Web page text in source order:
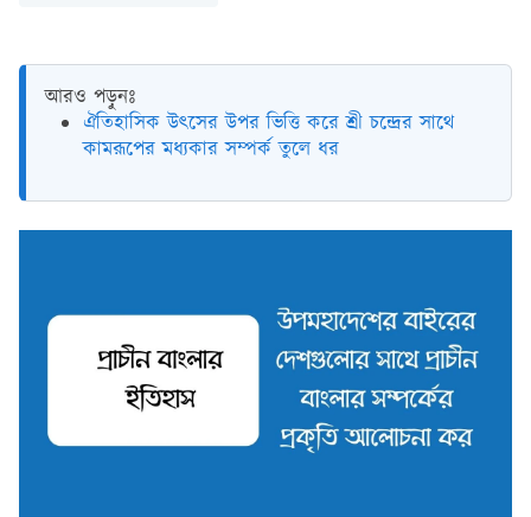
আরও পড়ুনঃ
ঐতিহাসিক উৎসের উপর ভিত্তি করে শ্রী চন্দ্রের সাথে
কামরূপের মধ্যকার সম্পর্ক তুলে ধর